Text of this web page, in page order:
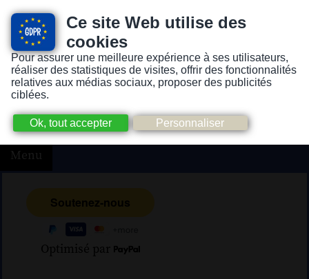
Ce site Web utilise des
cookies
Pour assurer une meilleure expérience à ses utilisateurs,
réaliser des statistiques de visites, offrir des fonctionnalités
relatives aux médias sociaux, proposer des publicités
ciblées.
Version pour personnes mal-voyantes ou non-voyantes
Menu
Optimisé par